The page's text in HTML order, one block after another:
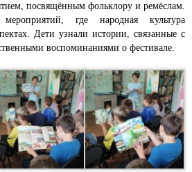
посвящённым фольклору и ремёслам.
где народная культура
Дети узнали истории, связанные с
воспоминаниями о фестивале.